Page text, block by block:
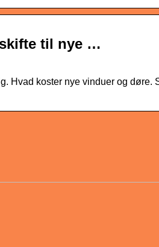
til nye …
Hvad koster nye vinduer og døre.